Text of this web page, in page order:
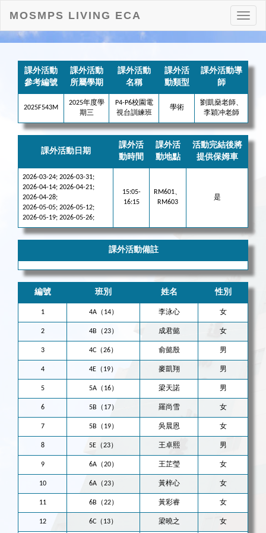
打
開
MOSMPS LIVING ECA
課外活動
參考編號
課外活動
所屬學期
課外活動
名稱
課外活
動類型
課外活動導
師
2025F543M
2025年度學
期三
P4-P6校園電
視台訓練班
學術
劉凱燊老師、
李穎冲老師
課外活動日期
課外活
動時間
課外活
動地點
活動完結後將
提供保姆車
2026-03-24; 2026-03-31;
2026-04-14; 2026-04-21;
2026-04-28;
2026-05-05; 2026-05-12;
2026-05-19; 2026-05-26;
15:05-
16:15
RM601、
RM603
是
課外活動備註
編號 班別 姓名 性別
1 4A（14） 李泳心 女
2 4B（23） 成君懿 女
3 4C（26） 俞懿殷 男
4 4E（19） 麥凱翔 男
5 5A（16） 梁天諾 男
6 5B（17） 羅尚雪 女
7 5B（19） 吳晨恩 女
8 5E（23） 王卓熙 男
9 6A（20） 王芷瑩 女
10 6A（23） 黃梓心 女
11 6B（22） 黃彩睿 女
12 6C（13） 梁曉之 女